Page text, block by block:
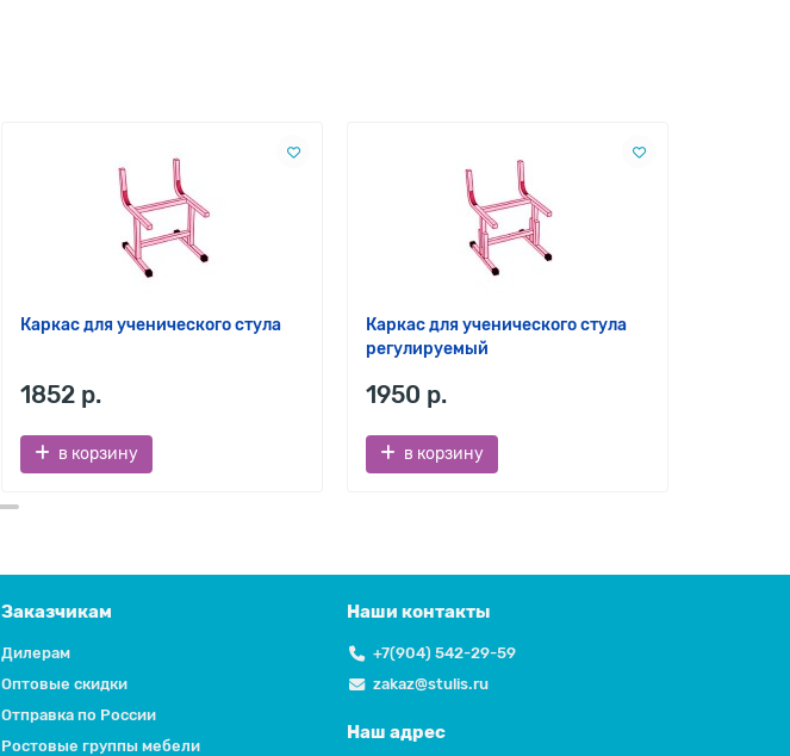
Каркас для ученического стула
1852 р.
в корзину
Каркас для ученического стула
регулируемый
1950 р.
в корзину
Заказчикам
Дилерам
Оптовые скидки
Отправка по России
Ростовые группы мебели
Наши контакты
+7(904) 542-29-59
zakaz@stulis.ru
Наш адрес